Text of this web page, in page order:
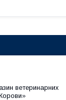
ветеринарних